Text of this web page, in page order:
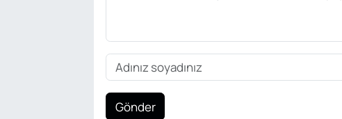
Gönder